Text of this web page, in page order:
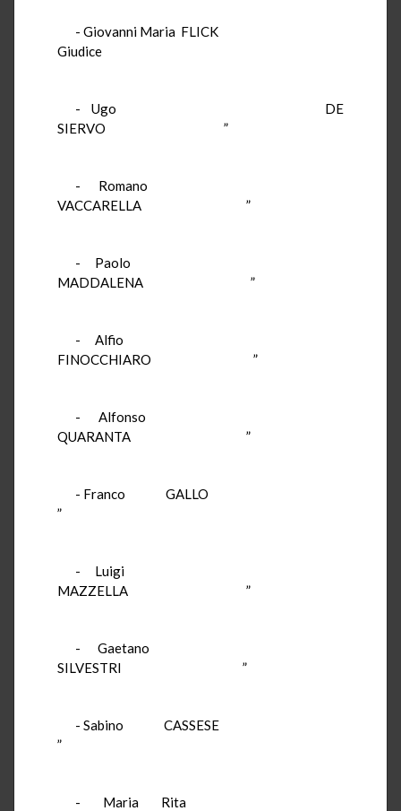
- Giovanni Maria FLICK
Giudice
- Ugo DE
SIERVO ”
- Romano
VACCARELLA ”
- Paolo
MADDALENA ”
- Alfio
FINOCCHIARO ”
- Alfonso
QUARANTA ”
- Franco GALLO
”
- Luigi
MAZZELLA ”
- Gaetano
SILVESTRI ”
- Sabino CASSESE
”
- Maria Rita